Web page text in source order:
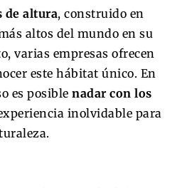
de altura, construido en
altos del mundo en su
varias empresas ofrecen
este hábitat único. En
es posible nadar con los
inolvidable para